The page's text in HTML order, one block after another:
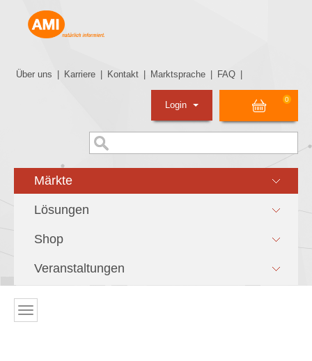
Über uns Karriere Kontakt Marktsprache FAQ
0
Login
Märkte
Lösungen
Shop
Veranstaltungen